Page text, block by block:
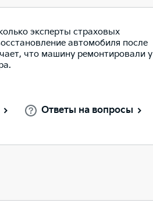
эксперты страховых
автомобиля после
что машину ремонтировали у
Ответы на вопросы